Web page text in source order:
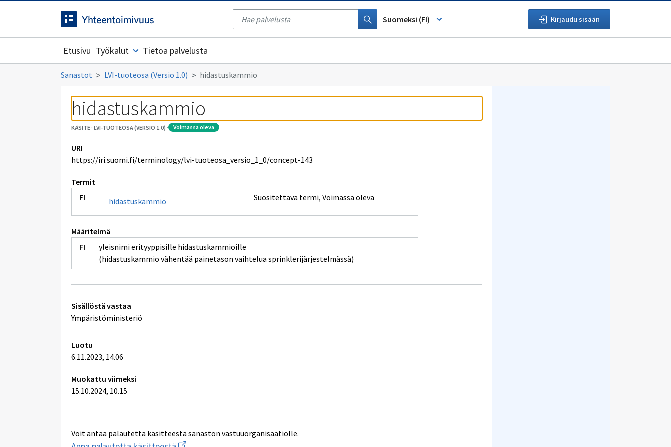
Siirrytty
Tyhjennä
haku
Suomeksi (FI) Kirjaudu sisään
Etusivu Työkalut Tietoa palvelusta
Sanastot LVI-tuoteosa (Versio 1.0) hidastuskammio
hidastuskammio
KÄSITE· LVI-TUOTEOSA (VERSIO 1.0) · voimassa oleva
URI
https://iri.suomi.fi/terminology/lvi-tuoteosa_versio_1_0/concept-143
Termit
hidastuskammio
Suositettava termi, Voimassa oleva
Määritelmä
yleisnimi erityyppisille hidastuskammioille
(hidastuskammio vähentää painetason vaihtelua sprinklerijärjestelmässä)
Tekniset
lisätiedot
Sisällöstä vastaa
Ympäristöministeriö
Luotu
6.11.2023, 14.06
Muokattu viimeksi
15.10.2024, 10.15
Voit antaa palautetta käsitteestä sanaston vastuuorganisaatiolle.
Aloita